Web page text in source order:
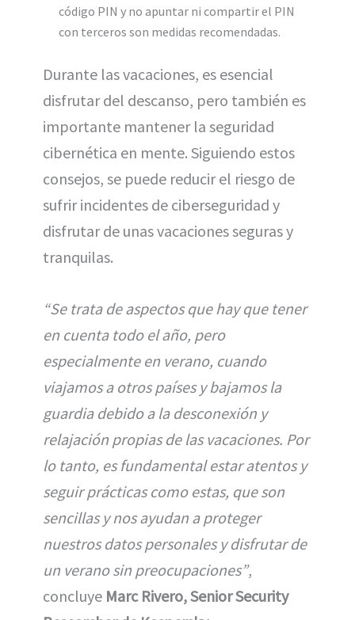
código PIN y no apuntar ni compartir el PIN
con terceros son medidas recomendadas.
Durante las vacaciones, es esencial
disfrutar del descanso, pero también es
importante mantener la seguridad
cibernética en mente. Siguiendo estos
consejos, se puede reducir el riesgo de
sufrir incidentes de ciberseguridad y
disfrutar de unas vacaciones seguras y
tranquilas.
“Se trata de aspectos que hay que tener
en cuenta todo el año, pero
especialmente en verano, cuando
viajamos a otros países y bajamos la
guardia debido a la desconexión y
relajación propias de las vacaciones. Por
lo tanto, es fundamental estar atentos y
seguir prácticas como estas, que son
sencillas y nos ayudan a proteger
nuestros datos personales y disfrutar de
un verano sin preocupaciones”,
concluye Marc Rivero, Senior Security